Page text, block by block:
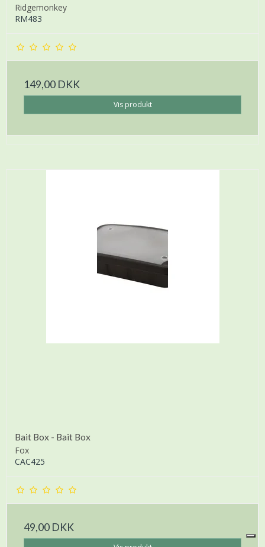
Ridgemonkey
RM483
149,00 DKK
Vis produkt
Bait Box - Bait Box
Fox
CAC425
49,00 DKK